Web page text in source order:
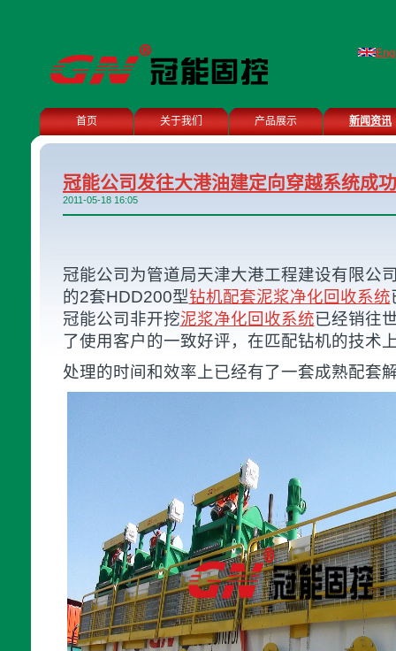
首页 关于我们 产品展示 新闻资讯
冠能公司发往大港油建定向穿越系统成
2011-05-18 16:05
冠能公司为管道局天津大港工程建设有限公
的2套HDD200型钻机配套泥浆净化回收系统
冠能公司非开挖泥浆净化回收系统已经销往
了使用客户的一致好评，在匹配钻机的技术
处理的时间和效率上已经有了一套成熟配套